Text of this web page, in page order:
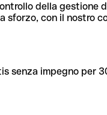
della gestione
sforzo, con il nostro
senza impegno per